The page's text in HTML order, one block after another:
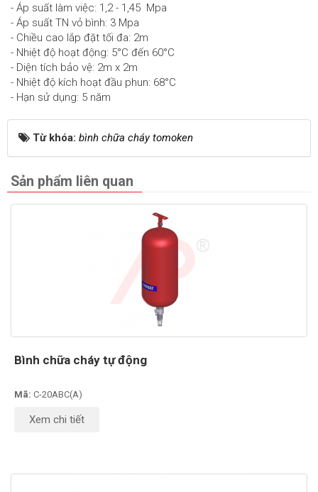
- Áp suất làm việc: 1,2 - 1,45 Mpa
- Áp suất TN vỏ bình: 3 Mpa
- Chiều cao lắp đặt tối đa: 2m
- Nhiệt độ hoạt động: 5°C đến 60°C
- Diện tích bảo vệ: 2m x 2m
- Nhiệt độ kích hoạt đầu phun: 68°C
- Hạn sử dụng: 5 năm
Từ khóa: bình chữa cháy tomoken
Sản phẩm liên quan
Bình chữa cháy tự động
Mã: C-20ABC(A)
Xem chi tiết